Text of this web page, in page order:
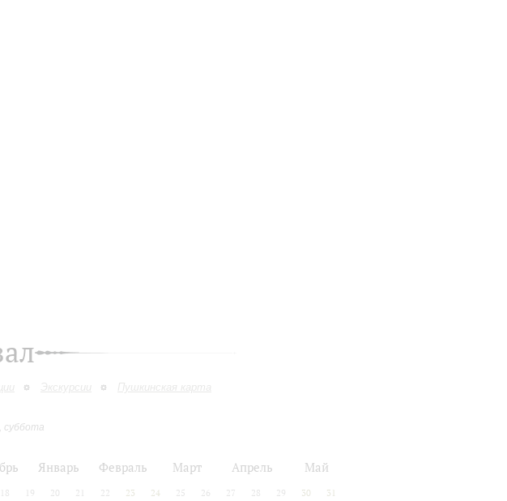
Экскурсии Пушкинская карта
суббота
Январь Февраль Март Апрель Май
18 19 20 21 22 23 24 25 26 27 28 29 30 31